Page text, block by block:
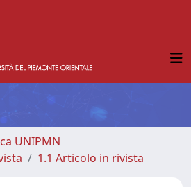
UNIPMN
1.1 Articolo in rivista